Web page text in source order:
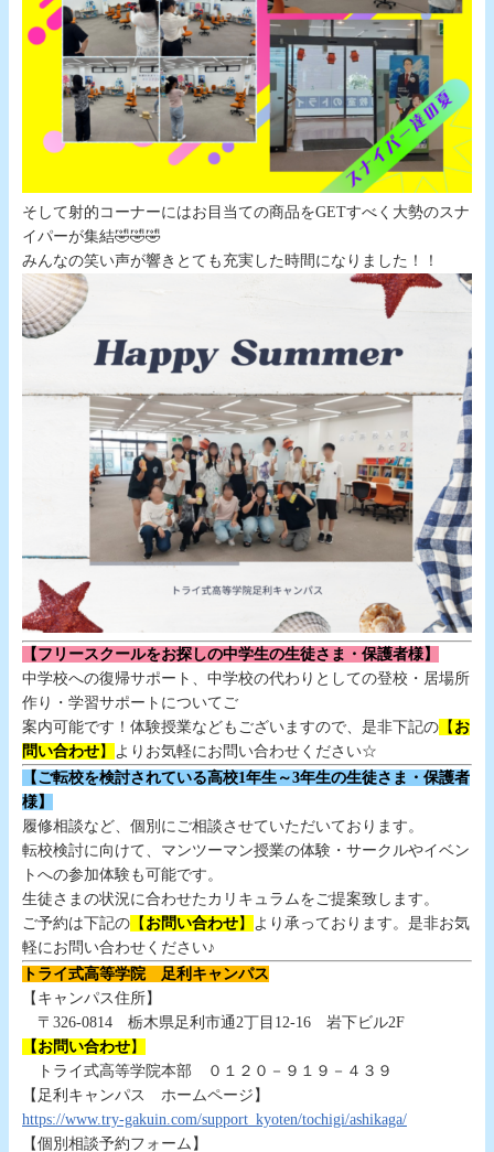
そして射的コーナーにはお目当ての商品をGETすべく大勢のスナ
イパーが集結🤣🤣🤣
みんなの笑い声が響きとても充実した時間になりました！！
【フリースクールをお探しの中学生の生徒さま・保護者様】
中学校への復帰サポート、中学校の代わりとしての登校・居場所
作り・学習サポートについてご
案内可能です！体験授業などもございますので、是非下記の 【 お
問い合わせ】 よりお気軽にお問い合わせください☆
【ご転校を検討されている高校1年生～3年生の生徒さま・保護者
様】
履修相談など、個別にご相談させていただいております。
転校検討に向けて、マンツーマン授業の体験・サークルやイベン
トへの参加体験も可能です。
生徒さまの状況に合わせたカリキュラムをご提案致します。
ご予約は下記の 【 お問い合わせ】 より承っております。是非お気
軽にお問い合わせください♪
トライ式高等学院 足利キャンパス
【キャンパス住所】
〒326-0814 栃木県足利市通2丁目12-16 岩下ビル2F
【お問い合わせ】
トライ式高等学院本部 ０１２０－９１９－４３９
【足利キャンパス ホームページ】
https://www.try-gakuin.com/support_kyoten/tochigi/ashikaga/
【個別相談予約フォーム】